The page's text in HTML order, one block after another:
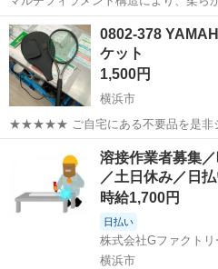
を実現したテニス用ガットのロールです。 - ブランド: Babolat
ル名: ADDIXION - ゲージ: 1.25mm -
神奈川 横浜市
0802-378
ケット
1,500円
横浜市
★★★★★ ご自宅にある不要品を是非ジ
みしませんか？ 家電、趣味・スポー
衣料服飾品、生活雑貨、家具、本、
ち込めます！ ※詳細はこ...
横浜市 テニス αシリ
溶接作業者募集
／土日休み／日
時給1,700円
日払い
株式会社Gファクト
横浜市